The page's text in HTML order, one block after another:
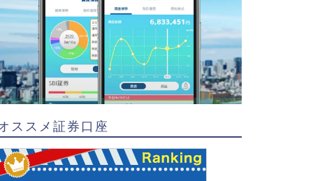
ススメ証券口座